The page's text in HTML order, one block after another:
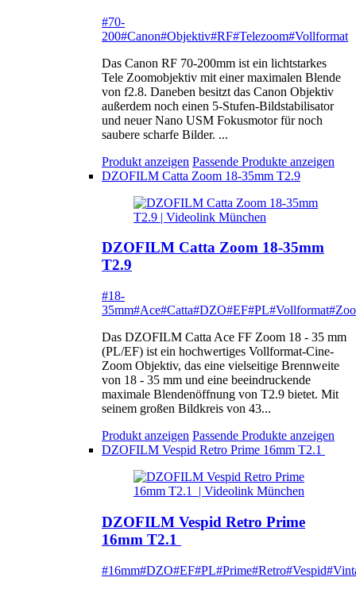
#70-
200#Canon#Objektiv#RF#Telezoom#Vollformat
Das Canon RF 70-200mm ist ein lichtstarkes
Tele Zoomobjektiv mit einer maximalen Blende
von f2.8. Daneben besitzt das Canon Objektiv
außerdem noch einen 5-Stufen-Bildstabilisator
und neuer Nano USM Fokusmotor für noch
saubere scharfe Bilder. ...
Produkt anzeigen Passende Produkte anzeigen
DZOFILM Catta Zoom 18-35mm T2.9
DZOFILM Catta Zoom 18-35mm
T2.9
#18-
35mm#Ace#Catta#DZO#EF#PL#Vollformat
Das DZOFILM Catta Ace FF Zoom 18 - 35 mm
(PL/EF) ist ein hochwertiges Vollformat-Cine-
Zoom Objektiv, das eine vielseitige Brennweite
von 18 - 35 mm und eine beeindruckende
maximale Blendenöffnung von T2.9 bietet. Mit
seinem großen Bildkreis von 43...
Produkt anzeigen Passende Produkte anzeigen
DZOFILM Vespid Retro Prime 16mm T2.1
DZOFILM Vespid Retro Prime
16mm T2.1
#16mm#DZO#EF#PL#Prime#Retro#Vespid